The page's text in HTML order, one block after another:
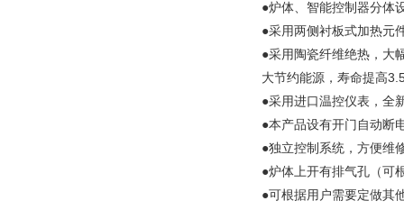
●炉体、智能控制器分体
●采用两侧衬板式加热元
●采用陶瓷纤维绝热，大
大节约能源，寿命提高
●采用进口温控仪表，全
●本产品设有开门自动断
●独立控制系统，方便维
●炉体上开有排气孔（可
●可根据用户需要定做其